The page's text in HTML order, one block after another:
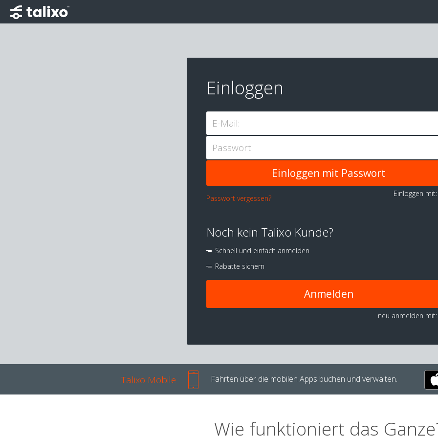
Einloggen
E-Mail:
Passwort:
Passwort vergessen?
Einloggen
Noch kein Talixo Kunde?
Schnell und einfach anmelden
Rabatte sichern
Anmelden
neu anmelden mit:
Talixo Mobile Fahrten über die mobilen Apps buchen und verwalten.
Wie funktioniert das